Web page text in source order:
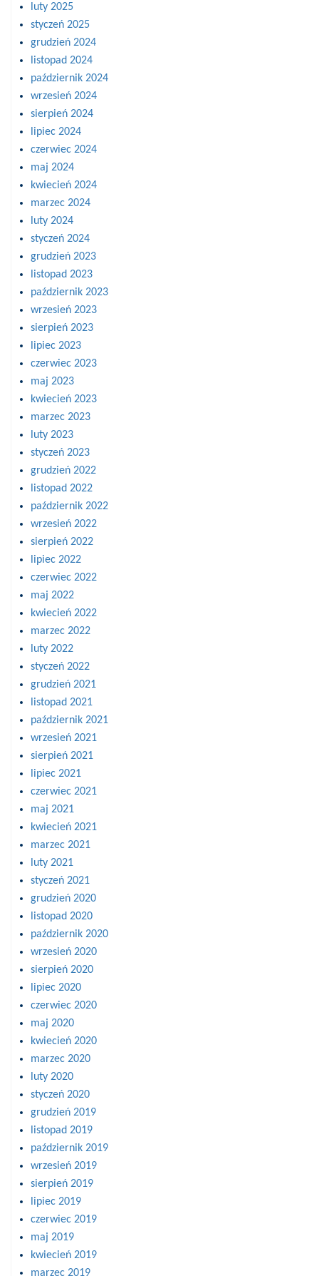
luty 2025
styczeń 2025
grudzień 2024
listopad 2024
październik 2024
wrzesień 2024
sierpień 2024
lipiec 2024
czerwiec 2024
maj 2024
kwiecień 2024
marzec 2024
luty 2024
styczeń 2024
grudzień 2023
listopad 2023
październik 2023
wrzesień 2023
sierpień 2023
lipiec 2023
czerwiec 2023
maj 2023
kwiecień 2023
marzec 2023
luty 2023
styczeń 2023
grudzień 2022
listopad 2022
październik 2022
wrzesień 2022
sierpień 2022
lipiec 2022
czerwiec 2022
maj 2022
kwiecień 2022
marzec 2022
luty 2022
styczeń 2022
grudzień 2021
listopad 2021
październik 2021
wrzesień 2021
sierpień 2021
lipiec 2021
czerwiec 2021
maj 2021
kwiecień 2021
marzec 2021
luty 2021
styczeń 2021
grudzień 2020
listopad 2020
październik 2020
wrzesień 2020
sierpień 2020
lipiec 2020
czerwiec 2020
maj 2020
kwiecień 2020
marzec 2020
luty 2020
styczeń 2020
grudzień 2019
listopad 2019
październik 2019
wrzesień 2019
sierpień 2019
lipiec 2019
czerwiec 2019
maj 2019
kwiecień 2019
marzec 2019